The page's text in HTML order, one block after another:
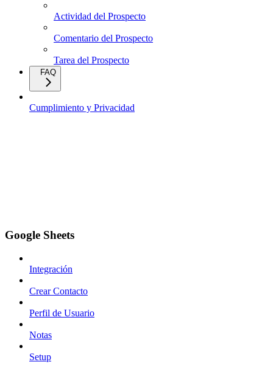
Actividad del Prospecto
Comentario del Prospecto
Tarea del Prospecto
FAQ
Cumplimiento y Privacidad
Google Sheets
Integración
Crear Contacto
Perfil de Usuario
Notas
Setup